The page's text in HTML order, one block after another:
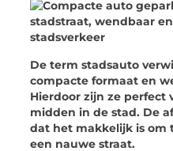
De term stadsauto
compacte formaat en
Hierdoor zijn ze perfect
midden in de stad. De
dat het makkelijk is om
een nauwe straat.